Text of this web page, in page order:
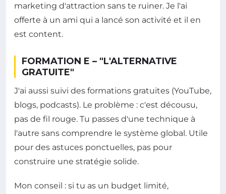
marketing d'attraction sans te ruiner. Je l'ai
offerte à un ami qui a lancé son activité et il en
est content.
FORMATION E – "L'ALTERNATIVE
GRATUITE"
J'ai aussi suivi des formations gratuites (YouTube,
blogs, podcasts). Le problème : c'est décousu,
pas de fil rouge. Tu passes d'une technique à
l'autre sans comprendre le système global. Utile
pour des astuces ponctuelles, pas pour
construire une stratégie solide.
Mon conseil : si tu as un budget limité,